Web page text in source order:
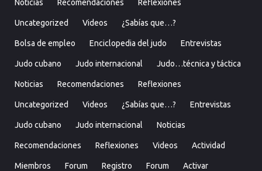
Noticias Recomendaciones Reflexiones
Uncategorized Videos ¿Sabías que…?
Bolsa de empleo Enciclopedia del judo Entrevistas
Judo cubano Judo internacional Judo…técnica y táctica
Noticias Recomendaciones Reflexiones
Uncategorized Videos ¿Sabías que…? Entrevistas
Judo cubano Judo internacional Noticias
Recomendaciones Reflexiones Videos Actividad
Miembros Forum Registro Forum Activar